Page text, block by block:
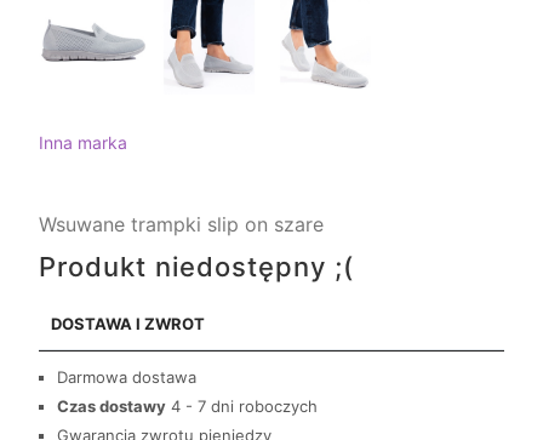
Inna marka
Wsuwane trampki slip on szare
Produkt niedostępny ;(
DOSTAWA I ZWROT
Darmowa dostawa
Czas dostawy 4 - 7 dni roboczych
Gwarancja zwrotu pieniędzy